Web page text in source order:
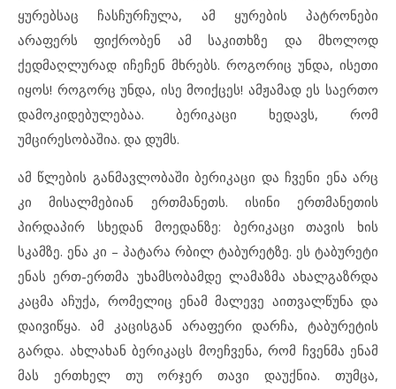
ყურებსაც ჩასჩურჩულა, ამ ყურების პატრონები
არაფერს ფიქრობენ ამ საკითხზე და მხოლოდ
ქედმაღლურად იჩეჩენ მხრებს. როგორიც უნდა, ისეთი
იყოს! როგორც უნდა, ისე მოიქცეს! ამჟამად ეს საერთო
დამოკიდებულებაა. ბერიკაცი ხედავს, რომ
უმცირესობაშია. და დუმს.
ამ წლების განმავლობაში ბერიკაცი და ჩვენი ენა არც
კი მისალმებიან ერთმანეთს. ისინი ერთმანეთის
პირდაპირ სხედან მოედანზე: ბერიკაცი თავის ხის
სკამზე. ენა კი – პატარა რბილ ტაბურეტზე. ეს ტაბურეტი
ენას ერთ-ერთმა უხამსობამდე ლამაზმა ახალგაზრდა
კაცმა აჩუქა, რომელიც ენამ მალევე აითვალწუნა და
დაივიწყა. ამ კაცისგან არაფერი დარჩა, ტაბურეტის
გარდა. ახლახან ბერიკაცს მოეჩვენა, რომ ჩვენმა ენამ
მას ერთხელ თუ ორჯერ თავი დაუქნია. თუმცა,